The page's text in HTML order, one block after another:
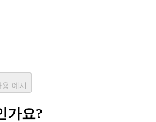
용 예시
가요?